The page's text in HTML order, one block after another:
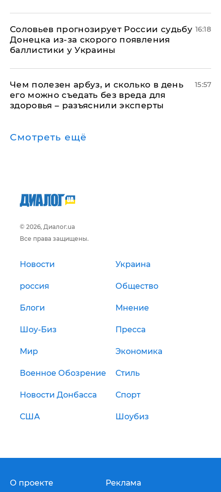
Соловьев прогнозирует России судьбу
Донецка из-за скорого появления
баллистики у Украины
16:18
Чем полезен арбуз, и сколько в день
его можно съедать без вреда для
здоровья – разъяснили эксперты
15:57
Смотреть ещё
© 2026, Диалог.ua
Все права защищены.
Новости Украина
россия Общество
Блоги Мнение
Шоу-Биз Пресса
Мир Экономика
Военное Обозрение Стиль
Новости Донбасса Спорт
США Шоубиз
О проекте Реклама